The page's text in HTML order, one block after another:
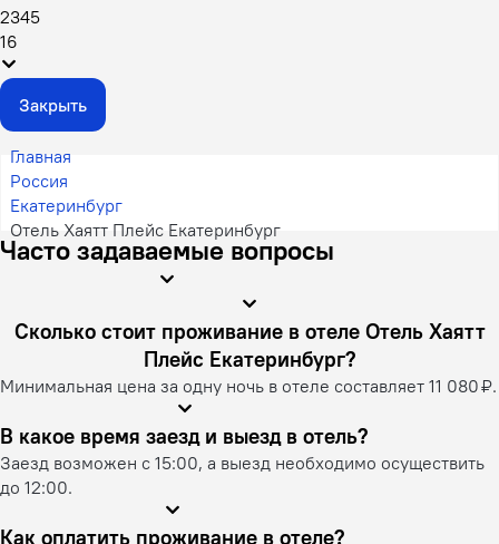
2345
16
Закрыть
Главная
Россия
Екатеринбург
Отель Хаятт Плейс Екатеринбург
Часто задаваемые вопросы
Сколько стоит проживание в отеле Отель Хаятт
Плейс Екатеринбург?
Минимальная цена за одну ночь в отеле составляет 11 080 ₽.
В какое время заезд и выезд в отель?
Заезд возможен с 15:00, а выезд необходимо осуществить
до 12:00.
Как оплатить проживание в отеле?